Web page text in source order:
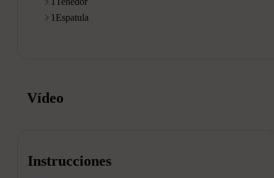
1 Espatula
Vídeo
Instrucciones